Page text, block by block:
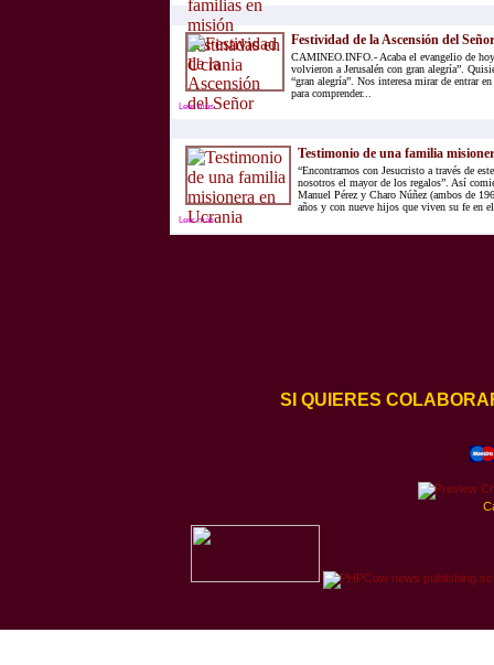
Festividad de la Ascensión del Señor
CAMINEO.INFO.- Acaba el evangelio de
volvieron a Jerusalén con gran alegría”.
“gran alegría”. Nos interesa mirar de entrar
para comprender...
Leer más
Testimonio de una familia
“Encontrarnos con Jesucristo a través de
nosotros el mayor de los regalos”. Así
Manuel Pérez y Charo Núñez (ambos de
años y con nueve hijos que viven su fe en
Leer más
SI QUIERES